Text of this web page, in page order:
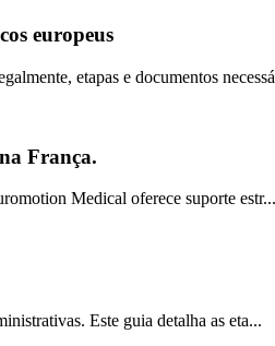
europeus
etapas e documentos
França.
Medical oferece suporte estr...
Este guia detalha as eta...